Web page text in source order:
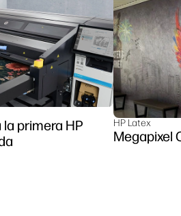
primera HP
HP Latex
Megapixel